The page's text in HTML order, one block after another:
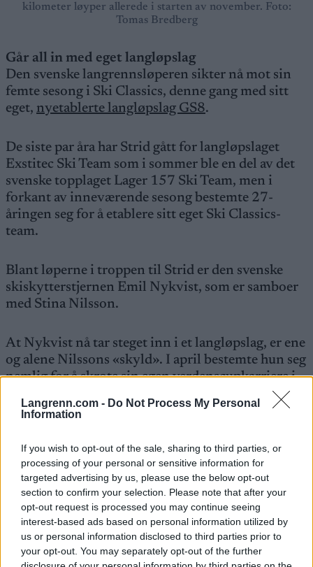
Langrenn.com - Do Not Process My Personal
Information
If you wish to opt-out of the sale, sharing to third parties, or
processing of your personal or sensitive information for
targeted advertising by us, please use the below opt-out
section to confirm your selection. Please note that after your
opt-out request is processed you may continue seeing
interest-based ads based on personal information utilized by
us or personal information disclosed to third parties prior to
your opt-out. You may separately opt-out of the further
kilometer løyper allerede i starten av november. Foto:
Tomas Bredberg
Går all in med eget langløpslag
Den svenske langrennsløperen sikter nå mot sin
femte sesong i Ski Classics, denne gang med sitt
eget, nyetablerte langløpslag GS8.
De siste par åra har Strid gått for langløpslaget
Exstitec Ski Team som i sommer ble en del av det
svenske topplaget Lager 157 Ski Team, men i
forkant av inneværende sesong bestemte 27-
åringen seg for å etablere sitt eget Ski Classics-
team.
Blant løperne i troppen til Strid er den svenske
skiskytterstjernen Emil Nykvist, som er samboer
med Stina Nilsson.
At Nykvist nå tar steget inn i et langløpslag, er ene
og alene Nilssons «skyld». I april bestemte hun seg
nemlig for å skrote sin egen verdenscupkarriere i
langløpslaget til brødrene Aukland.
Les mer:– Har ikke sagt noe til
landslagstreneren
Saken fortsetter under